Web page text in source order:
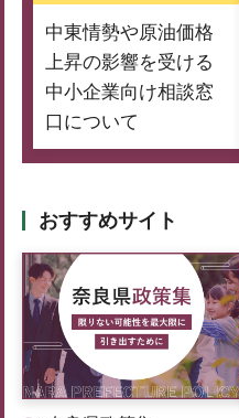
中東情勢や原油価格
上昇の影響を受ける
中小企業向け相談窓
口について
おすすめサイト